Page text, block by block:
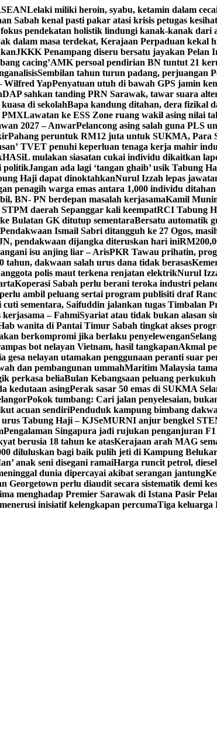
Lelaki miliki heroin, syabu, ketamin dalam
Sabah kenal pasti pakar atasi krisis petugas
pendekatan holistik lindungi kanak-kanak dari
dalam masa terdekat, Kerajaan Perpaduan kekal
JKKK Penampang diseru bersatu jayakan Pelan
cacing’AMK persoal pendirian BN tuntut 21
Sembilan tahun turun padang, perjuangan
Wilfred YapPenyatuan utuh di bawah GPS jamin
DAP sahkan tanding PRN Sarawak, tawar suara
di sekolahBapa kandung ditahan, dera fizikal
PMXLawatan ke ESS Zone ruang wakil asing nilai
2027 – AnwarPelancong asing salah guna PLS
Pahang peruntuk RM12 juta untuk SUKMA, Para
TVET penuhi keperluan tenaga kerja mahir
HASiL mulakan siasatan cukai individu dikaitkan
politikJangan ada lagi ‘tangan ghaib’ usik Tabung
Haji dapat dinoktahkanNurul Izzah lepas
penagih warga emas antara 1,000 individu
BN- PN berdepan masalah kerjasamaKamil
daerah Sepanggar kali keempatRCI Tabung
Bulatan GK ditutup sementaraBersatu automatik
Pendakwaan Ismail Sabri ditangguh ke 27 Ogos,
pendakwaan dijangka diteruskan hari ini
isu anjing liar – ArisPKR Tawau prihatin,
dakwaan salah urus dana tidak berasas
polis maut terkena renjatan elektrikNurul
Koperasi Sabah perlu berani teroka industri
ambil peluang sertai program publisiti draf
sementara, Saifuddin jalankan tugas Timbalan
– FahmiSyariat atau tidak bukan alasan
wanita di Pantai Timur Sabah tingkat akses
berkompromi jika berlaku penyelewengan
bot nelayan Vietnam, hasil tangkapanAkmal
gesa nelayan utamakan penggunaan peranti suar
dan pembangunan ummahMaritim Malaysia
perkasa beliaBulan Kebangsaan peluang
kedutaan asingPerak sasar 50 emas di SUKMA
Pokok tumbang: Cari jalan penyelesaian,
acuan sendiriPenduduk kampung bimbang
urus Tabung Haji – KJSeMURNI anjur bengkel
Pengalaman Singapura jadi rujukan penganjuran
berusia 18 tahun ke atasKerajaan arah MAG
diluluskan bagi baik pulih jeti di Kampung Belukar
anak seni disegani ramaiHarga runcit petrol,
dunia dipercayai akibat serangan jantung
Georgetown perlu diaudit secara sistematik demi
menghadap Premier Sarawak di Istana Pasir
inisiatif kelengkapan percumaTiga keluarga